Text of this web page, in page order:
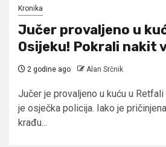
Kronika
Jučer provaljeno u
Osijeku! Pokrali nakit
2 godine ago Alan Srčnik
Jučer je provaljeno u kuću u
je osječka policija. Iako je
krađu...